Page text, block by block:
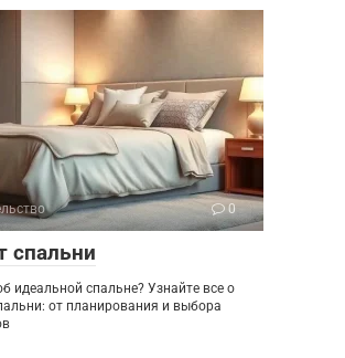
0
спальни
идеальной спальне? Узнайте все о
от планирования и выбора